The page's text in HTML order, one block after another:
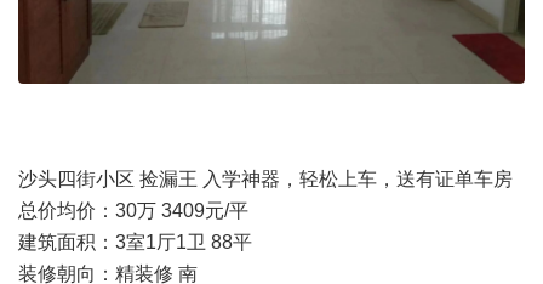
沙头四街小区 捡漏王 入学神器，轻松上车，送有证单车房
总价均价：30万 3409元/平
建筑面积：3室1厅1卫 88平
装修朝向：精装修 南